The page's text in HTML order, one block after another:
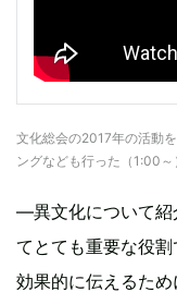
文化総会の2017年の活動
ングなども行った（1:00～
—異文化について紹
てとても重要な役
効果的に伝えるた